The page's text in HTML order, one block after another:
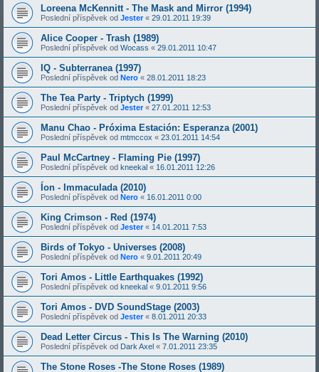
Loreena McKennitt - The Mask and Mirror (1994)
Poslední příspěvek od Jester« 29.01.2011 19:39
Alice Cooper - Trash (1989)
Poslední příspěvek od Wocass « 29.01.2011 10:47
IQ - Subterranea (1997)
Poslední příspěvek od Nero « 28.01.2011 18:23
The Tea Party - Triptych (1999)
Poslední příspěvek od Jester« 27.01.2011 12:53
Manu Chao - Próxima Estación: Esperanza (2001)
Poslední příspěvek od mtmccox « 23.01.2011 14:54
Paul McCartney - Flaming Pie (1997)
Poslední příspěvek od kneekal « 16.01.2011 12:26
Íon - Immaculada (2010)
Poslední příspěvek od Nero « 16.01.2011 0:00
King Crimson - Red (1974)
Poslední příspěvek od Jester« 14.01.2011 7:53
Birds of Tokyo - Universes (2008)
Poslední příspěvek od Nero « 9.01.2011 20:49
Tori Amos - Little Earthquakes (1992)
Poslední příspěvek od kneekal « 9.01.2011 9:56
Tori Amos - DVD SoundStage (2003)
Poslední příspěvek od Jester« 8.01.2011 20:33
Dead Letter Circus - This Is The Warning (2010)
Poslední příspěvek od Dark Axel « 7.01.2011 23:35
The Stone Roses -The Stone Roses (1989)